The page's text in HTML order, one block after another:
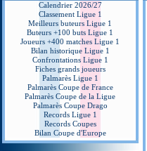
Calendrier 2026/27
Classement Ligue 1
Meilleurs buteurs Ligue 1
Buteurs +100 buts Ligue 1
Joueurs +400 matches Ligue 1
Bilan historique Ligue 1
Confrontations Ligue 1
Fiches grands joueurs
Palmarès Ligue 1
Palmarès Coupe de France
Palmarès Coupe de la Ligue
Palmarès Coupe Drago
Records Ligue 1
Records Coupes
Bilan Coupe d'Europe